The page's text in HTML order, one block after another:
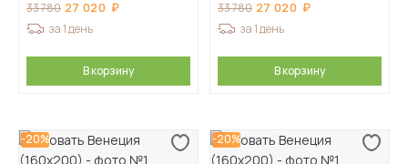
33 780 27 020
за 1 день
В корзину
33 780 27 020
за 1 день
В корзину
-20% -20%